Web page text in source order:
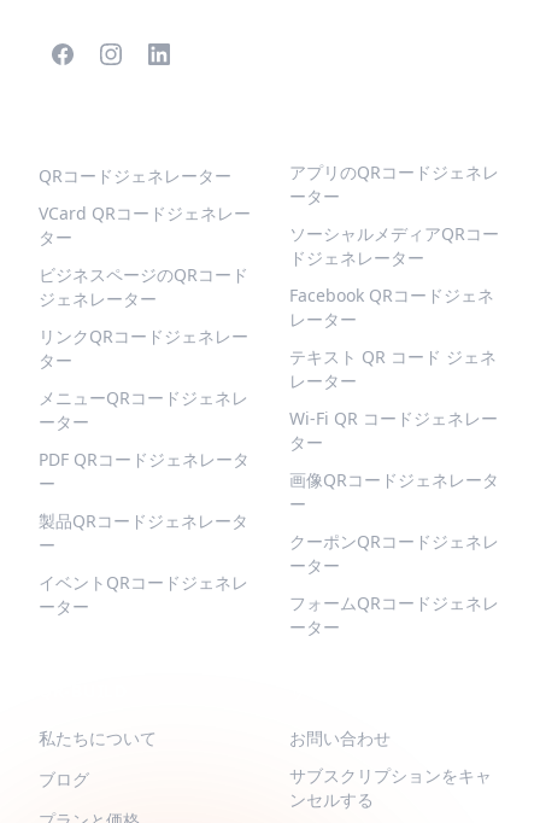
QRコードジェネレーター
VCard QRコードジェネレー
ター
ビジネスページのQRコード
ジェネレーター
リンクQRコードジェネレー
ター
メニューQRコードジェネレ
ーター
PDF QRコードジェネレータ
ー
製品QRコードジェネレータ
ー
イベントQRコードジェネレ
ーター
アプリのQRコードジェネレ
ーター
ソーシャルメディアQRコー
ドジェネレーター
Facebook QRコードジェネ
レーター
テキスト QR コード ジェネ
レーター
Wi-Fi QR コードジェネレー
ター
画像QRコードジェネレータ
ー
クーポンQRコードジェネレ
ーター
フォームQRコードジェネレ
ーター
私たちについて
ブログ
お問い合わせ
サブスクリプションをキャ
ンセルする